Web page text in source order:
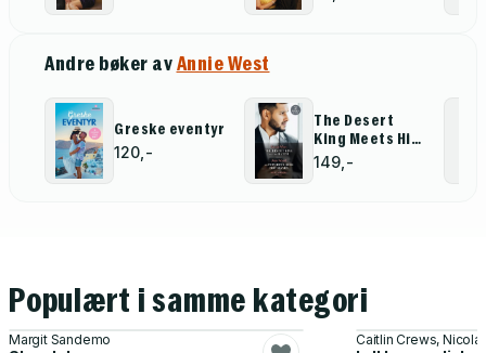
Andre bøker avAnnie West
Greske eventyr
120,-
The Desert
King Meets His
Match / The
Powerful Boss
149,-
Populært i samme kategori
Margit Sandemo Caitlin Crews, Nicola